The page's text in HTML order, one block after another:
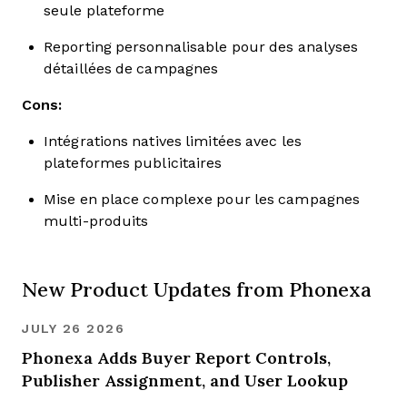
seule plateforme
Reporting personnalisable pour des analyses
détaillées de campagnes
Cons:
Intégrations natives limitées avec les
plateformes publicitaires
Mise en place complexe pour les campagnes
multi-produits
New Product Updates from Phonexa
JULY 26 2026
Phonexa Adds Buyer Report Controls,
Publisher Assignment, and User Lookup